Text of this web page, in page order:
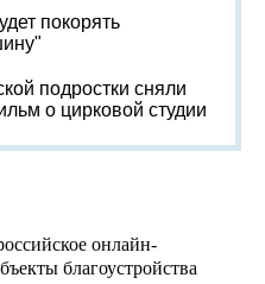
покорять
подростки сняли
о цирковой студии
онлайн-
благоустройства